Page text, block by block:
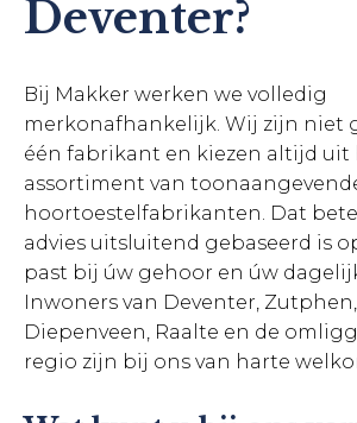
Deventer?
Bij Makker werken we volledig
merkonafhankelijk. Wij zijn niet
één fabrikant en kiezen altijd uit
assortiment van
hoortoestelfabrikanten. Dat
advies uitsluitend gebaseerd is
past bij úw gehoor en úw
Inwoners van Deventer,
Diepenveen, Raalte en de
regio zijn bij ons van harte